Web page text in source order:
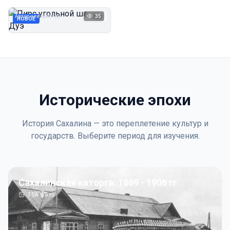
НОВОЕ 1923
Автор неизвестен 35
Исторические эпохи
История Сахалина — это переплетение культур и
государств. Выберите период для изучения.
Сахалинская каторга: 1869 - 1906 гг
156фото